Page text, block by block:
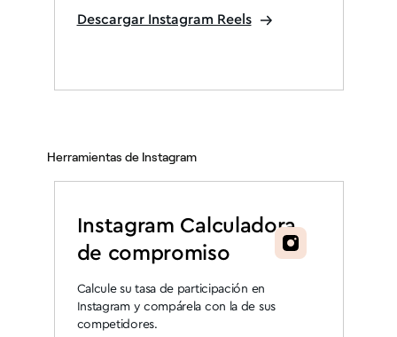
Descargar Instagram Reels
Herramientas de Instagram
Instagram Calculadora
de compromiso
Calcule su tasa de participación en
Instagram y compárela con la de sus
competidores.